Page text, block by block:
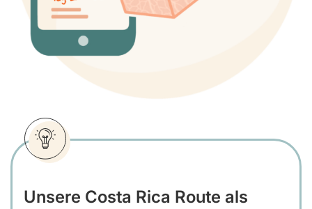
Unsere Costa Rica Route als